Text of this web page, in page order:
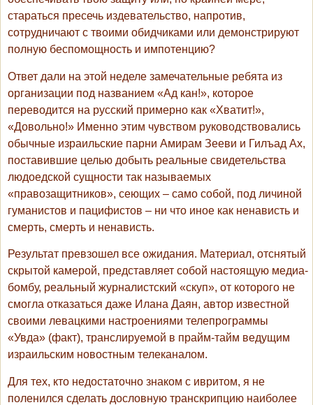
стараться пресечь издевательство, напротив,
сотрудничают с твоими обидчиками или демонстрируют
полную беспомощность и импотенцию?
Ответ дали на этой неделе замечательные ребята из
организации под названием «Ад кан!», которое
переводится на русский примерно как «Хватит!»,
«Довольно!» Именно этим чувством руководствовались
обычные израильские парни Амирам Зееви и Гилъад Ах,
поставившие целью добыть реальные свидетельства
людоедской сущности так называемых
«правозащитников», сеющих – само собой, под личиной
гуманистов и пацифистов – ни что иное как ненависть и
смерть, смерть и ненависть.
Результат превзошел все ожидания. Материал, отснятый
скрытой камерой, представляет собой настоящую медиа-
бомбу, реальный журналистский «скуп», от которого не
смогла отказаться даже Илана Даян, автор известной
своими левацкими настроениями телепрограммы
«Увда» (факт), транслируемой в прайм-тайм ведущим
израильским новостным телеканалом.
Для тех, кто недостаточно знаком с ивритом, я не
поленился сделать дословную транскрипцию наиболее